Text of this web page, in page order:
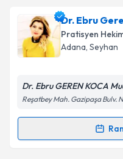
kapsamda
Dr. İsmail Safa
oluşturun. Size bu
takvim
Kişisel
Metni'ni
Dr. Ebru
Pratisyen
Adana, Seyhan
Dr. Ebru GEREN KOCA
Reşatbey Mah. Gazipaşa Bulv.
Randevu